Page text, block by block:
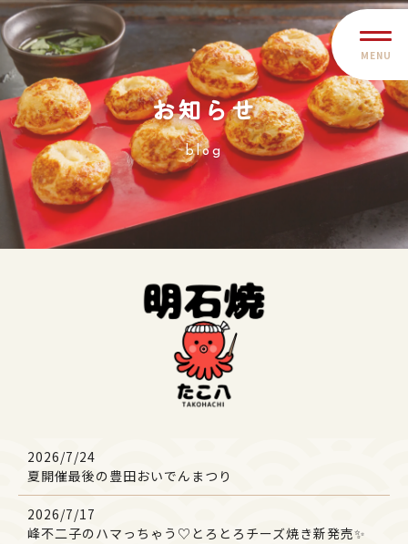
MENU
お知らせ
blog
2026/7/24
夏開催最後の豊田おいでんまつり
2026/7/17
峰不二子のハマっちゃう♡とろとろチーズ焼き新発売✨